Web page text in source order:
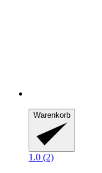
Warenkorb
1.0 (2)